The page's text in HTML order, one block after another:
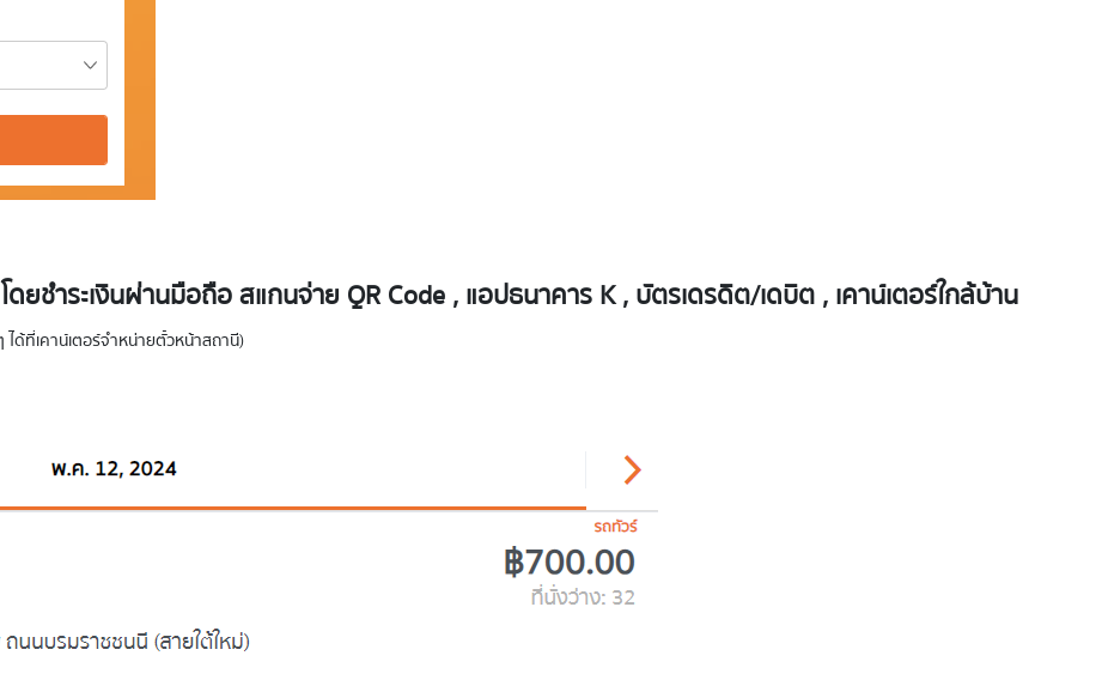
ดยชำระเงินผ่านมือถือ สแกนจ่าย QR Code , แอปธนาคาร K , บัตรเดรดิต/เดบิต , เคาน์เตอร์ใกล้บ้าน
ด้ที่เคาน์เตอร์จำหน่ายตั๋วหน้าสถานี)